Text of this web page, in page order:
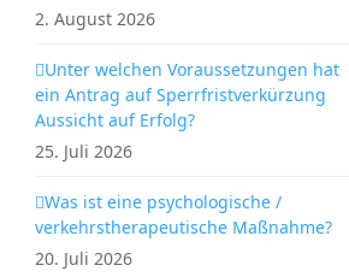
2. August 2026
Unter welchen Voraussetzungen hat
ein Antrag auf Sperrfristverkürzung
Aussicht auf Erfolg?
25. Juli 2026
Was ist eine psychologische /
verkehrstherapeutische Maßnahme?
20. Juli 2026